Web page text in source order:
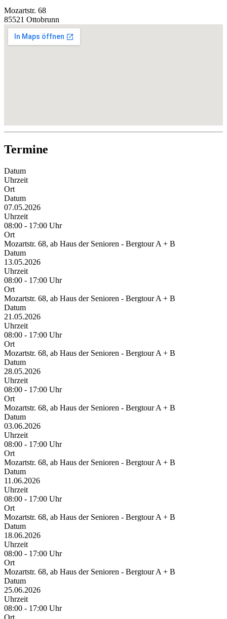
Mozartstr. 68
85521 Ottobrunn
Termine
Datum
Uhrzeit
Ort
Datum
07.05.2026
Uhrzeit
08:00 - 17:00 Uhr
Ort
Mozartstr. 68, ab Haus der Senioren - Bergtour A + B
Datum
13.05.2026
Uhrzeit
08:00 - 17:00 Uhr
Ort
Mozartstr. 68, ab Haus der Senioren - Bergtour A + B
Datum
21.05.2026
Uhrzeit
08:00 - 17:00 Uhr
Ort
Mozartstr. 68, ab Haus der Senioren - Bergtour A + B
Datum
28.05.2026
Uhrzeit
08:00 - 17:00 Uhr
Ort
Mozartstr. 68, ab Haus der Senioren - Bergtour A + B
Datum
03.06.2026
Uhrzeit
08:00 - 17:00 Uhr
Ort
Mozartstr. 68, ab Haus der Senioren - Bergtour A + B
Datum
11.06.2026
Uhrzeit
08:00 - 17:00 Uhr
Ort
Mozartstr. 68, ab Haus der Senioren - Bergtour A + B
Datum
18.06.2026
Uhrzeit
08:00 - 17:00 Uhr
Ort
Mozartstr. 68, ab Haus der Senioren - Bergtour A + B
Datum
25.06.2026
Uhrzeit
08:00 - 17:00 Uhr
Ort